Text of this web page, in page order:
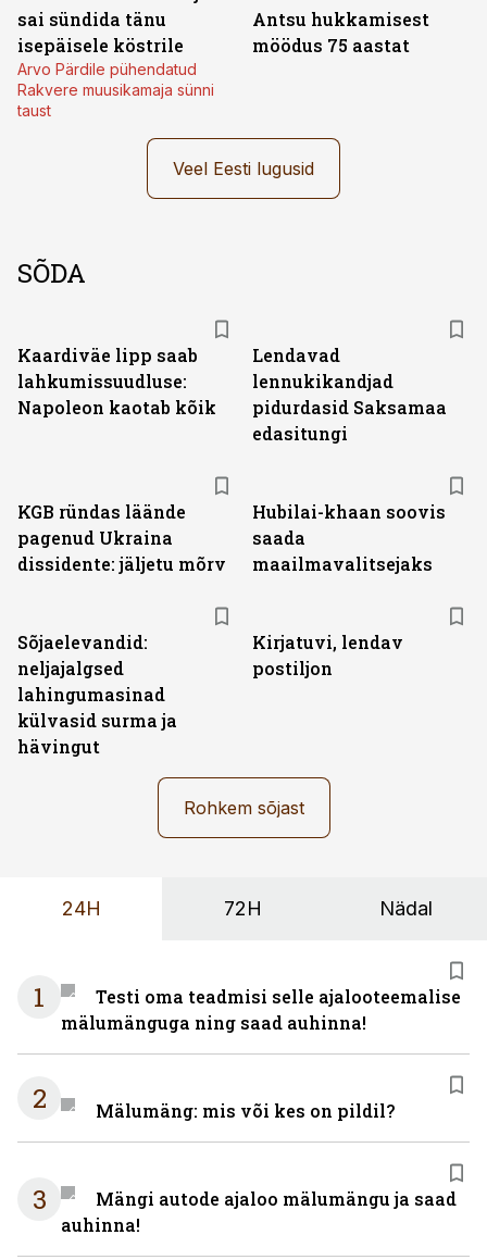
sai sündida tänu
isepäisele köstrile
Arvo Pärdile pühendatud
Rakvere muusikamaja sünni
taust
Antsu hukkamisest
möödus 75 aastat
Veel Eesti lugusid
SÕDA
Kaardiväe lipp saab
lahkumissuudluse:
Napoleon kaotab kõik
Lendavad
lennukikandjad
pidurdasid Saksamaa
edasitungi
KGB ründas läände
pagenud Ukraina
dissidente: jäljetu mõrv
Hubilai-khaan soovis
saada
maailmavalitsejaks
Sõjaelevandid:
neljajalgsed
lahingumasinad
külvasid surma ja
hävingut
Kirjatuvi, lendav
postiljon
Rohkem sõjast
24H 72H Nädal
1
Testi oma teadmisi selle ajalooteemalise
mälumänguga ning saad auhinna!
2 Mälumäng: mis või kes on pildil?
3
Mängi autode ajaloo mälumängu ja saad
auhinna!